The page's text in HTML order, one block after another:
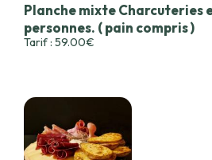
Planche mixte Charcuteries
personnes. ( pain compris )
Tarif : 59.00€